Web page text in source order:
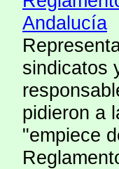
Andalucía
sindicatos
pidieron a
"empiece